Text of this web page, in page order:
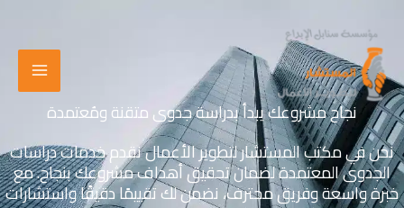
المحتوى
نجاح مشروعك يبدأ بدراسة جدوى متقنة ومُعتمدة
نحن في مكتب المستشار لتطوير الأعمال نقدم خدمات دراسات
الجدوى المعتمدة لضمان تحقيق أهداف مشروعك بنجاح. مع
خبرة واسعة وفريق محترف، نضمن لك تقييمًا دقيقًا واستشارات